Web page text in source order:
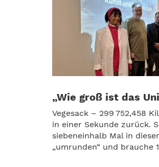
„Wie groß ist das
Vegesack – 299 752,458
in einer Sekunde zurück.
siebeneinhalb Mal in
„umrunden“ und brauche